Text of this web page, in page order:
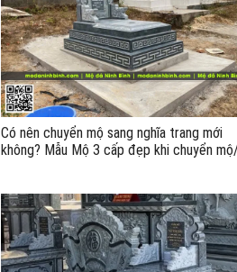
Có nên chuyển mộ sang nghĩa trang mới
không? Mẫu Mộ 3 cấp đẹp khi chuyển